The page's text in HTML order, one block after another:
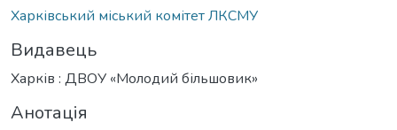
Харківський міський комітет ЛКСМУ
Видавець
Харків : ДВОУ «Молодий більшовик»
Анотація